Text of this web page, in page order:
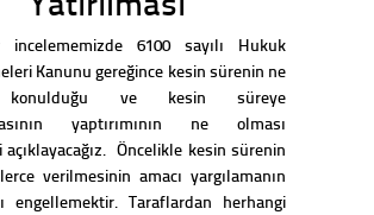
6100 sayılı Hukuk
Kanunu gereğince kesin sürenin ne
konulduğu ve kesin süreye
yaptırımının ne olması
açıklayacağız. Öncelikle kesin sürenin
verilmesinin amacı yargılamanın
engellemektir. Taraflardan herhangi